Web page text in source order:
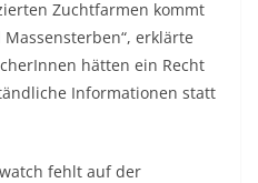
Zuchtfarmen kommt
erklärte
hätten ein Recht
Informationen statt
fehlt auf der